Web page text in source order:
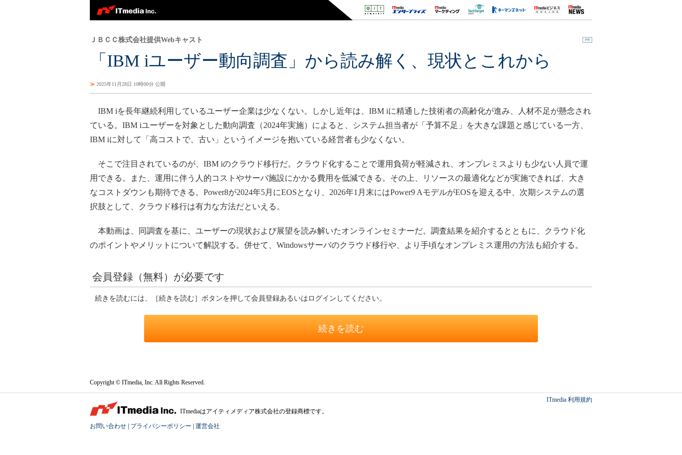
「IBM iユーザー動向調査」から読み解く、現状とこれから
ＪＢＣＣ株式会社提供Webキャスト
≫ 2025年11月28日 10時00分 公開
IBM iを長年継続利用しているユーザー企業は少なくない。しかし近年は、IBM iに精通した技術者の高齢化が進み、人材不足が懸念され
ている。IBM iユーザーを対象とした動向調査（2024年実施）によると、システム担当者が「予算不足」を大きな課題と感じている一方、
IBM iに対して「高コストで、古い」というイメージを抱いている経営者も少なくない。
そこで注目されているのが、IBM iのクラウド移行だ。クラウド化することで運用負荷が軽減され、オンプレミスよりも少ない人員で運
用できる。また、運用に伴う人的コストやサーバ施設にかかる費用を低減できる。その上、リソースの最適化などが実施できれば、大き
なコストダウンも期待できる。Power8が2024年5月にEOSとなり、2026年1月末にはPower9 AモデルがEOSを迎える中、次期システムの選
択肢として、クラウド移行は有力な方法だといえる。
本動画は、同調査を基に、ユーザーの現状および展望を読み解いたオンラインセミナーだ。調査結果を紹介するとともに、クラウド化
のポイントやメリットについて解説する。併せて、Windowsサーバのクラウド移行や、より手頃なオンプレミス運用の方法も紹介する。
会員登録（無料）が必要です
続きを読むには、［続きを読む］ボタンを押して会員登録あるいはログインしてください。
続きを読む
Copyright © ITmedia, Inc. All Rights Reserved.
ITmedia 利用規約
ITmediaはアイティメディア株式会社の登録商標です。
お問い合わせ プライバシーポリシー 運営会社